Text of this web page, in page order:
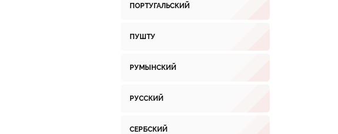
ПОРТУГАЛЬСКИЙ
ПУШТУ
РУМЫНСКИЙ
РУССКИЙ
СЕРБСКИЙ